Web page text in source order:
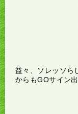
益々、ソレッソら
からもGOサイン